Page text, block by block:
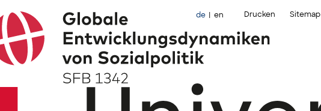
de en Drucken Sitemap